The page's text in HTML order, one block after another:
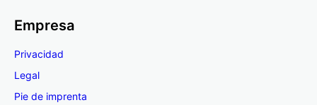
Empresa
Privacidad
Legal
Pie de imprenta